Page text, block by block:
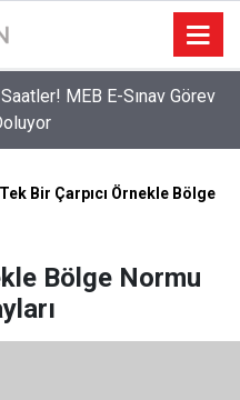
İşte MEB’in En Çok
Tek Bir Çarpıcı Örnekle Bölge
Bölge Normu